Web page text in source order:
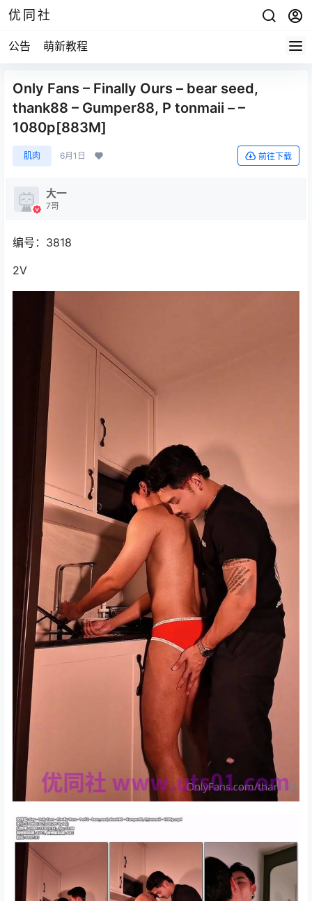
优同社
公告 萌新教程
Only Fans – Finally Ours – bear seed,
thank88 – Gumper88, P tonmaii – –
1080p[883M]
肌肉 6月1日 前往下载
大一
7哥
编号：3818
2V